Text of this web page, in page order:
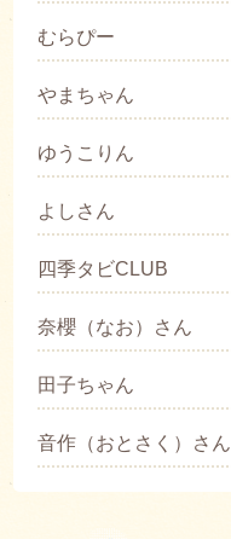
むらぴー
やまちゃん
ゆうこりん
よしさん
四季タビCLUB
奈櫻（なお）さん
田子ちゃん
音作（おとさく）さん